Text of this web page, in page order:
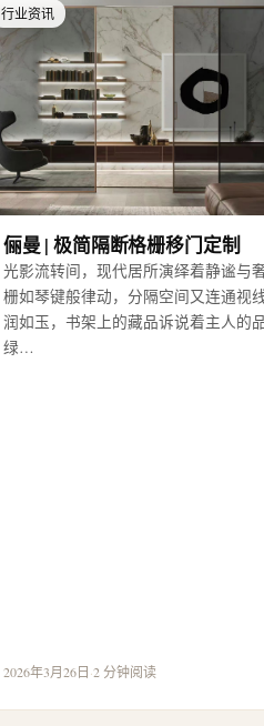
行业资讯
俪曼 | 极简隔断格栅移门定制
光影流转间，现代居所演绎着静谧与
栅如琴键般律动，分隔空间又连通视
润如玉，书架上的藏品诉说着主人的
绿…
2026年3月26日·2 分钟阅读